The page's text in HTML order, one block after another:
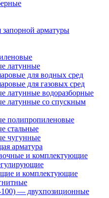
арматуры
латунные
для водных сред
для газовых сред
латунные водоразборные
латунные со спускным
полипропиленовые
стальные
чугунные
арматура
и комплектующие
и комплектующие
— двухпозиционные